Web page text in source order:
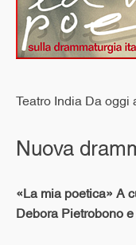
Teatro India Da oggi
Nuova
«La mia poetica» A
Debora Pietrobono